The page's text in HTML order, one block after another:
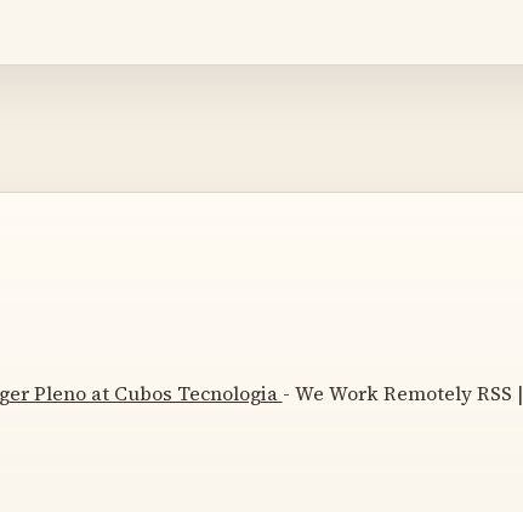
Pleno at Cubos Tecnologia - We Work Remotely RSS |